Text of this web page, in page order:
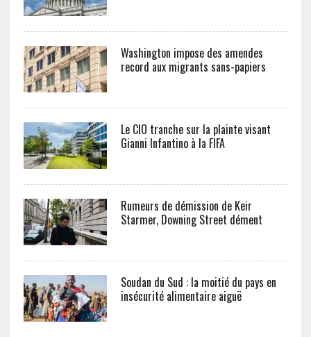
Washington impose des amendes
record aux migrants sans-papiers
Le CIO tranche sur la plainte visant
Gianni Infantino à la FIFA
Rumeurs de démission de Keir
Starmer, Downing Street dément
Soudan du Sud : la moitié du pays en
insécurité alimentaire aiguë